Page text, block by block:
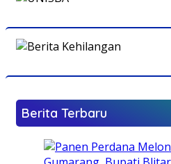
Berita Terbaru